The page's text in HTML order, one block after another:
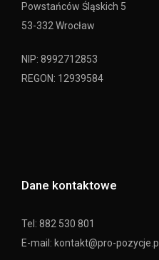
Powstańców Śląskich 5
53-332 Wrocław
NIP: 8992712853
REGON: 12939584
Dane kontaktowe
Tel: 882 530 801
E-mail: kontakt@pro-pozycje.pl